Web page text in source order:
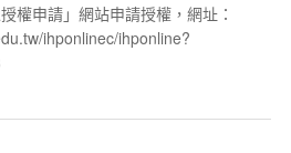
權申請」網站申請授權，網址：
ihponlinec/ihponline?